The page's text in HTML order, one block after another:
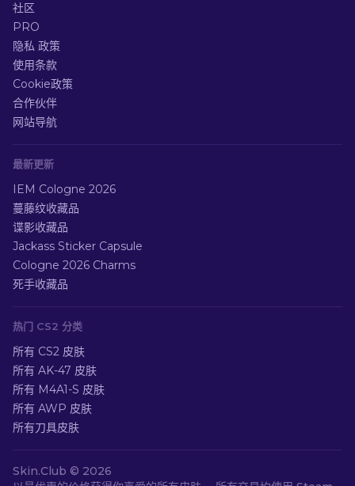
社区
PRO
隐私 政策
使用条款
Cookie政策
合作伙伴
网站导航
最新更新
IEM Cologne 2026
蔓藤纹收藏品
谍影收藏品
Jackass Sticker Capsule
Cologne 2026 Charms
死手收藏品
热门 CS2 分类
所有 CS2 皮肤
所有 AK-47 皮肤
所有 M4A1-S 皮肤
所有 AWP 皮肤
所有刀具皮肤
Skin.Club © 2026